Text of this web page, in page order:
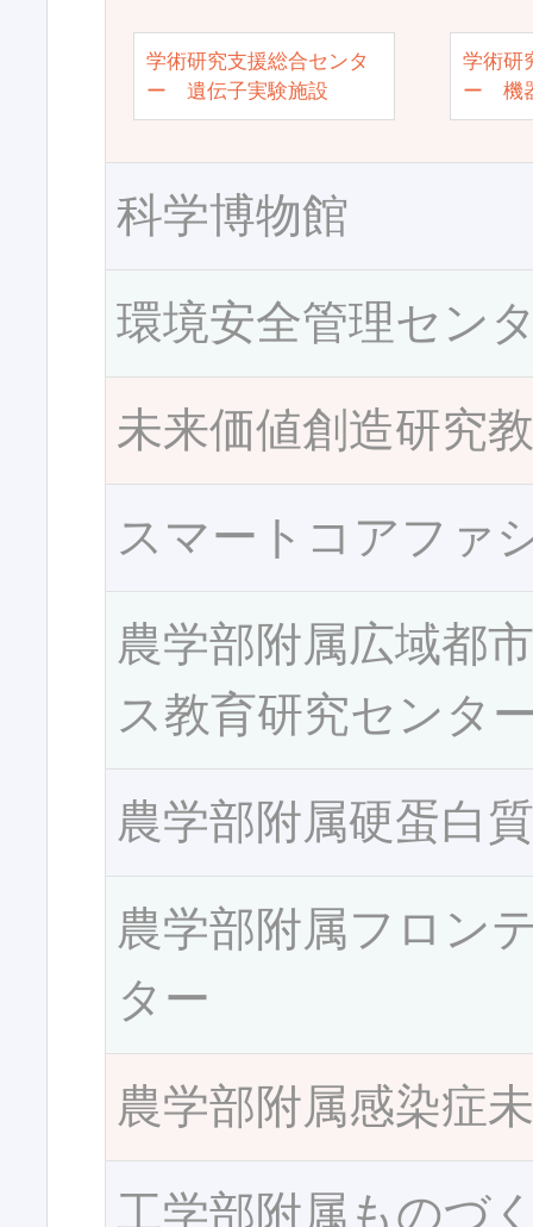
学術研究支援総合センタ
ー 遺伝子実験施設
学術研
ー 機
科学博物館
環境安全管理セン
未来価値創造研究
スマートコアファ
農学部附属広域都
ス教育研究センタ
農学部附属硬蛋白
農学部附属フロン
ター
農学部附属感染症
工学部附属ものづ